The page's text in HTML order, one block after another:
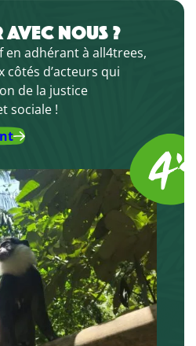
AVEC NOUS ?
en adhérant à all4trees,
côtés d’acteurs qui
de la justice
sociale !